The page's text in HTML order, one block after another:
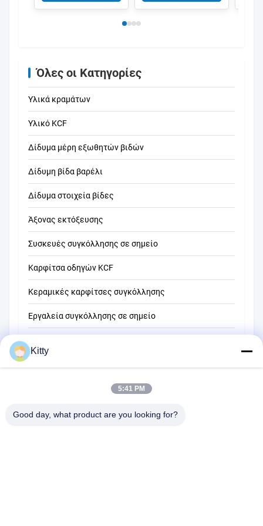
κλονισμού
KCF καρφίτσες και
Όλες οι Κατηγορίες
Υλικά κραμάτων
Υλικό KCF
Δίδυμα μέρη εξωθητών βιδών
Δίδυμη βίδα βαρέλι
Δίδυμα στοιχεία βίδες
Άξονας εκτόξευσης
Συσκευές συγκόλλησης σε σημείο
Καρφίτσα οδηγών KCF
Κεραμικές καρφίτσες συγκόλλησης
Εργαλεία συγκόλλησης σε σημείο
Kitty
5:41 PM
Good day, what product are you looking for?